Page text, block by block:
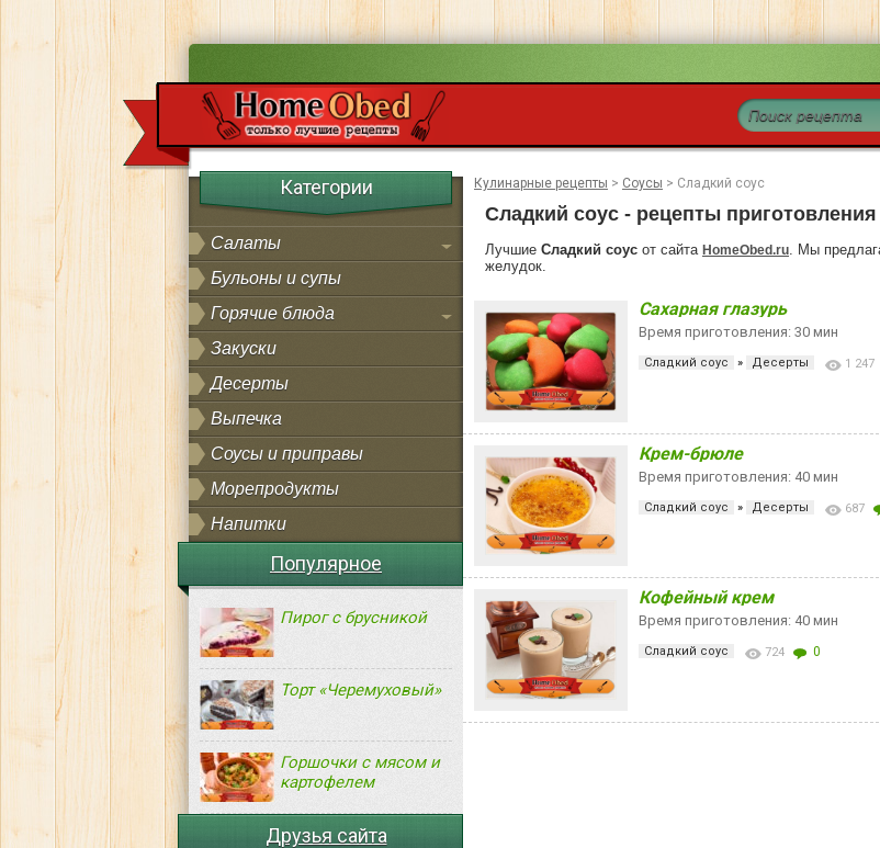
Категории
Салаты
Бульоны и супы
Горячие блюда
Закуски
Десерты
Выпечка
Соусы и приправы
Морепродукты
Напитки
Популярное
Пирог с брусникой
Торт «Черемуховый»
Горшочки с мясом и
картофелем
Друзья сайта
Кулинарные рецепты > Соусы > Сладкий соус
Сладкий соус - рецепты
Лучшие Сладкий соус от сайта HomeObed.ru. Мы
желудок.
Сахарная глазурь
Время приготовления: 30 мин
Сладкий соус » Десерты 1 247
Крем-брюле
Время приготовления: 40 мин
Сладкий соус » Десерты 687
Кофейный крем
Время приготовления: 40 мин
Сладкий соус 724 0